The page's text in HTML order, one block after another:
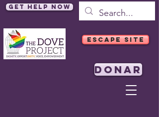
Get Help Now
ESCAPE SITE
DONAR